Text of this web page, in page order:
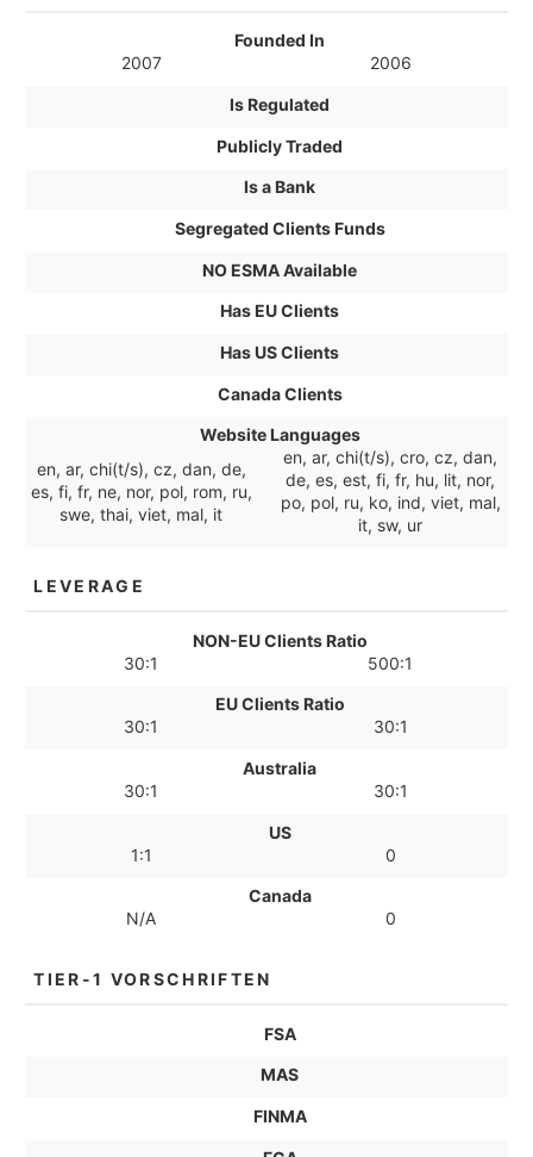
Founded In
2007
2006
Is Regulated
Publicly Traded
Is a Bank
Segregated Clients Funds
NO ESMA Available
Has EU Clients
Has US Clients
Canada Clients
Website Languages
en, ar, chi(t/s), cz, dan, de,
es, fi, fr, ne, nor, pol, rom, ru,
swe, thai, viet, mal, it
en, ar, chi(t/s), cro, cz, dan,
de, es, est, fi, fr, hu, lit, nor,
po, pol, ru, ko, ind, viet, mal,
it, sw, ur
LEVERAGE
NON-EU Clients Ratio
30:1
500:1
EU Clients Ratio
30:1
30:1
Australia
30:1
30:1
US
1:1
0
Canada
N/A
0
TIER-1 VORSCHRIFTEN
FSA
MAS
FINMA